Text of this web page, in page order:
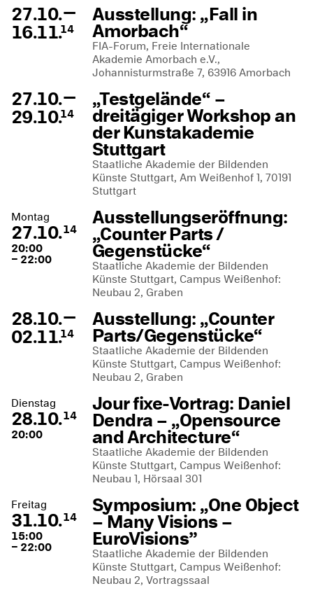
27.10.—
16.11.14
Ausstellung: „Fall in
Amorbach“
FIA-Forum, Freie Internationale
Akademie Amorbach e.V.,
Johannisturmstraße 7, 63916 Amorbach
27.10.—
29.10.14
„Testgelände“ –
dreitägiger Workshop an
der Kunstakademie
Stuttgart
Staatliche Akademie der Bildenden
Künste Stuttgart, Am Weißenhof 1, 70191
Stuttgart
Montag
27.10.14
20:00
– 22:00
Ausstellungseröffnung:
„Counter Parts /
Gegenstücke“
Staatliche Akademie der Bildenden
Künste Stuttgart, Campus Weißenhof:
Neubau 2, Graben
28.10.—
02.11.14
Ausstellung: „Counter
Parts/Gegenstücke“
Staatliche Akademie der Bildenden
Künste Stuttgart, Campus Weißenhof:
Neubau 2, Graben
Dienstag
28.10.14
20:00
Jour fixe-Vortrag: Daniel
Dendra – „Opensource
and Architecture“
Staatliche Akademie der Bildenden
Künste Stuttgart, Campus Weißenhof:
Neubau 1, Hörsaal 301
Freitag
31.10.14
15:00
– 22:00
Symposium: „One Object
– Many Visions –
EuroVisions”
Staatliche Akademie der Bildenden
Künste Stuttgart, Campus Weißenhof:
Neubau 2, Vortragssaal